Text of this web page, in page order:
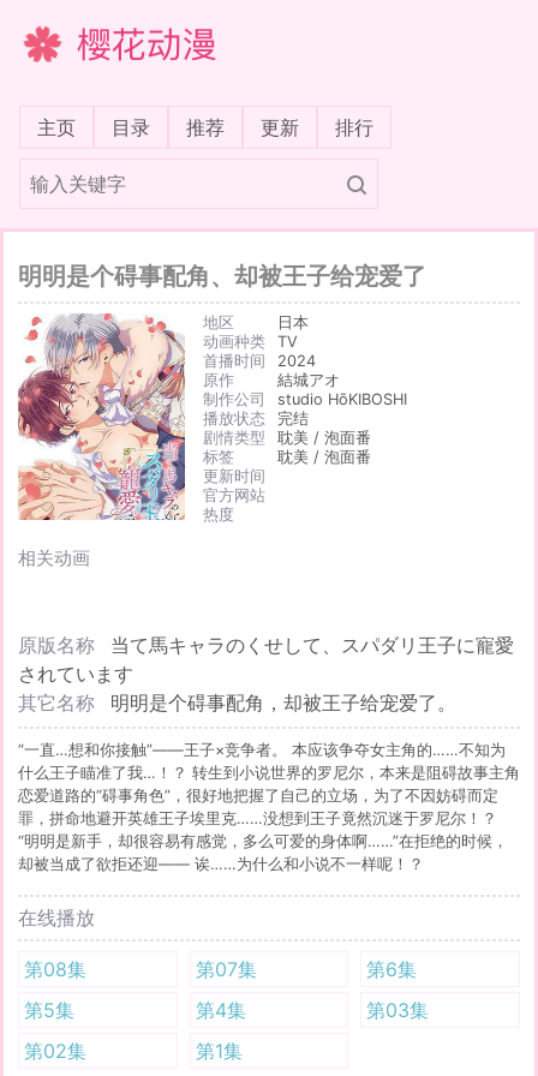
樱花动漫
主页(current)
目录 推荐 更新 排行
明明是个碍事配角、却被王子给宠爱了
地区
日本
动画种类
TV
首播时间
2024
原作
結城アオ
制作公司
studio HōKIBOSHI
播放状态
完结
剧情类型
耽美 / 泡面番
标签
耽美 / 泡面番
更新时间
官方网站
热度
相关动画
原版名称
当て馬キャラのくせして、スパダリ王子に寵愛
されています
其它名称
明明是个碍事配角，却被王子给宠爱了。
“一直…想和你接触”——王子×竞争者。 本应该争夺女主角的……不知为
什么王子瞄准了我…！？ 转生到小说世界的罗尼尔，本来是阻碍故事主角
恋爱道路的“碍事角色”，很好地把握了自己的立场，为了不因妨碍而定
罪，拼命地避开英雄王子埃里克……没想到王子竟然沉迷于罗尼尔！？
“明明是新手，却很容易有感觉，多么可爱的身体啊……”在拒绝的时候，
却被当成了欲拒还迎—— 诶……为什么和小说不一样呢！？
在线播放
第08集 第07集
第6集
第5集
第4集
第03集
第02集
第1集